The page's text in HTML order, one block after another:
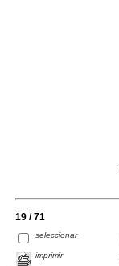
19 / 71
seleccionar
imprimir